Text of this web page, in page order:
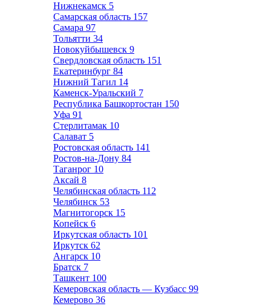
Нижнекамск 5
Самарская область 157
Самара 97
Тольятти 34
Новокуйбышевск 9
Свердловская область 151
Екатеринбург 84
Нижний Тагил 14
Каменск-Уральский 7
Республика Башкортостан 150
Уфа 91
Стерлитамак 10
Салават 5
Ростовская область 141
Ростов-на-Дону 84
Таганрог 10
Аксай 8
Челябинская область 112
Челябинск 53
Магнитогорск 15
Копейск 6
Иркутская область 101
Иркутск 62
Ангарск 10
Братск 7
Ташкент 100
Кемеровская область — Кузбасс 99
Кемерово 36